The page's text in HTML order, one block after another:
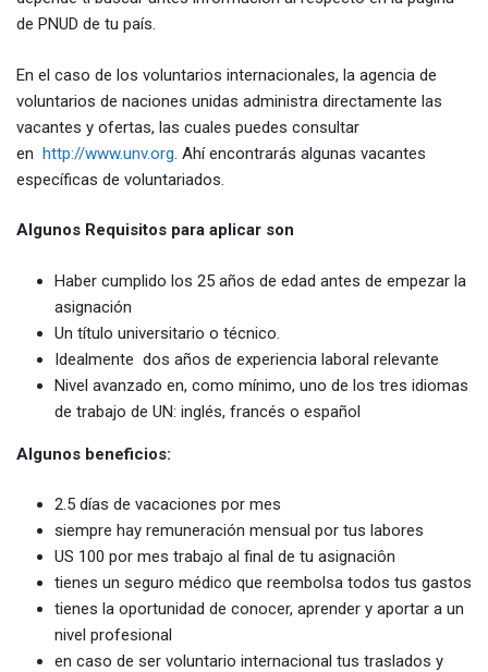
de PNUD de tu país.
En el caso de los voluntarios internacionales, la agencia de
voluntarios de naciones unidas administra directamente las
vacantes y ofertas, las cuales puedes consultar
en http://www.unv.org . Ahí encontrarás algunas vacantes
específicas de voluntariados.
Algunos Requisitos para aplicar son
Haber cumplido los 25 años de edad antes de empezar la
asignación
Un título universitario o técnico.
Idealmente dos años de experiencia laboral relevante
Nivel avanzado en, como mínimo, uno de los tres idiomas
de trabajo de UN: inglés, francés o español
Algunos beneficios:
2.5 días de vacaciones por mes
siempre hay remuneración mensual por tus labores
US 100 por mes trabajo al final de tu asignaciôn
tienes un seguro médico que reembolsa todos tus gastos
tienes la oportunidad de conocer, aprender y aportar a un
nivel profesional
en caso de ser voluntario internacional tus traslados y